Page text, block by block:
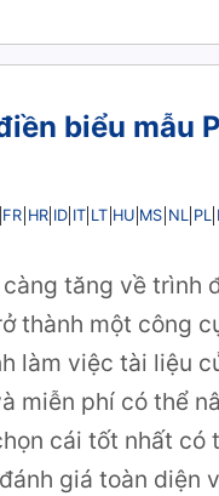
biểu mẫu
FR HR ID IT LT HU MS NL PL
tăng về trình
thành một công
làm việc tài liệu
miễn phí có thể
cái tốt nhất có
giá toàn diện